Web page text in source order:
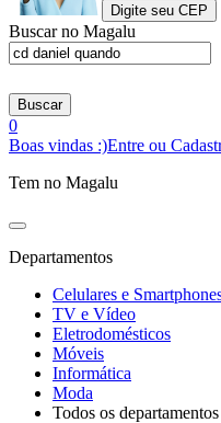
Digite seu CEP
Buscar no Magalu
Buscar
0
Boas vindas :)Entre ou
Tem no Magalu
Departamentos
Celulares e
TV e Vídeo
Eletrodomésticos
Móveis
Informática
Moda
Todos os departamentos